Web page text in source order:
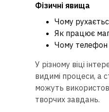
Фізичні явища
Чому
Як працює
Чому телефон
У різному віці
видимі процеси, а
можуть
творчих завдань.